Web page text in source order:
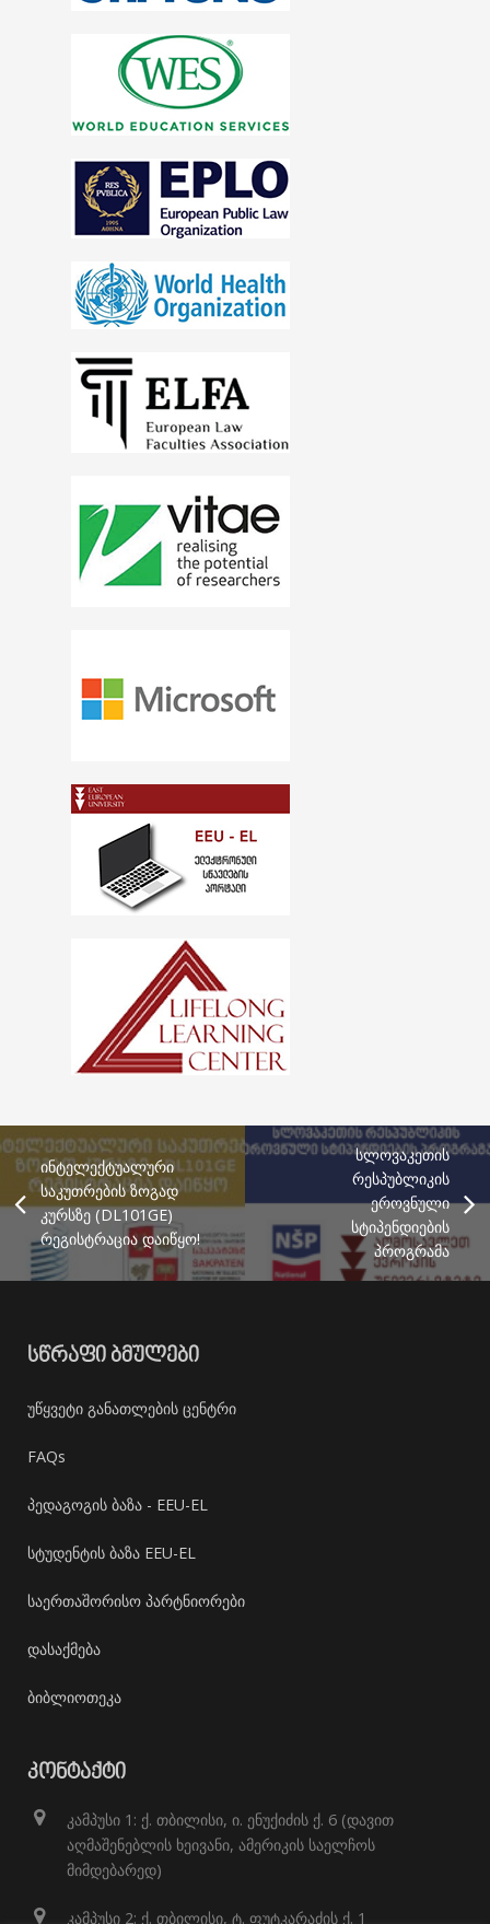
ინტელექტუალური
საკუთრების ზოგად
კურსზე (DL101GE)
რეგისტრაცია დაიწყო!
სლოვაკეთის
რესპუბლიკის
ეროვნული
სტიპენდიების
პროგრამა
ᲡᲬᲠᲐᲤᲘ ᲑᲛᲣᲚᲔᲑᲘ
უწყვეტი განათლების ცენტრი
FAQs
პედაგოგის ბაზა - EEU-EL
სტუდენტის ბაზა EEU-EL
საერთაშორისო პარტნიორები
დასაქმება
ბიბლიოთეკა
ᲙᲝᲜᲢᲐᲥᲢᲘ
კამპუსი 1: ქ. თბილისი, ი. ენუქიძის ქ. 6 (დავით
აღმაშენებლის ხეივანი, ამერიკის საელჩოს
მიმდებარედ)
კამპუსი 2: ქ. თბილისი, ტ. ფუტკარაძის ქ. 1